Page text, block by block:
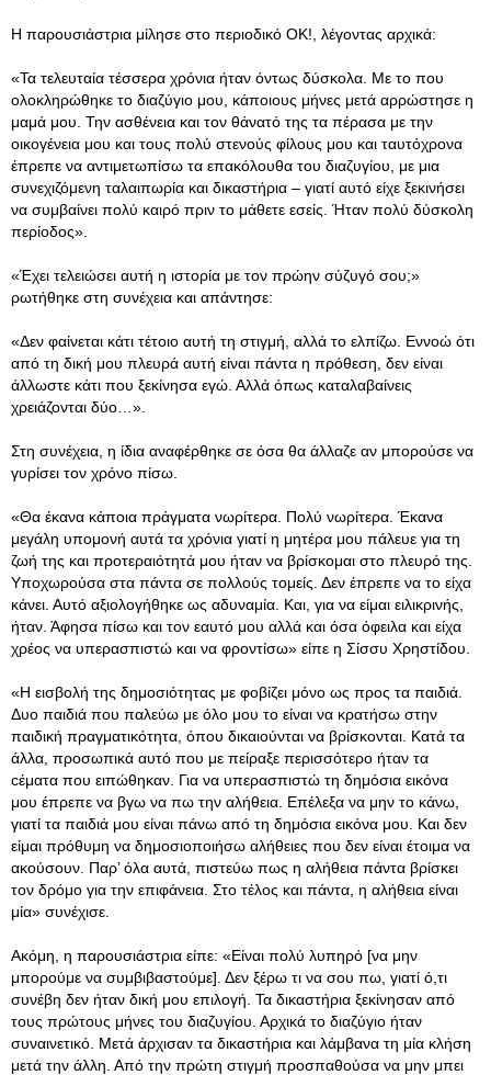
Η παρουσιάστρια μίλησε στο περιοδικό ΟΚ!, λέγοντας αρχικά:
«Τα τελευταία τέσσερα χρόνια ήταν όντως δύσκολα. Με το που
ολοκληρώθηκε το διαζύγιο μου, κάποιους μήνες μετά αρρώστησε η
μαμά μου. Την ασθένεια και τον θάνατό της τα πέρασα με την
οικογένεια μου και τους πολύ στενούς φίλους μου και ταυτόχρονα
έπρεπε να αντιμετωπίσω τα επακόλουθα του διαζυγίου, με μια
συνεχιζόμενη ταλαιπωρία και δικαστήρια – γιατί αυτό είχε ξεκινήσει
να συμβαίνει πολύ καιρό πριν το μάθετε εσείς. Ήταν πολύ δύσκολη
περίοδος».
«Έχει τελειώσει αυτή η ιστορία με τον πρώην σύζυγό σου;»
ρωτήθηκε στη συνέχεια και απάντησε:
«Δεν φαίνεται κάτι τέτοιο αυτή τη στιγμή, αλλά το ελπίζω. Εννοώ ότι
από τη δική μου πλευρά αυτή είναι πάντα η πρόθεση, δεν είναι
άλλωστε κάτι που ξεκίνησα εγώ. Αλλά όπως καταλαβαίνεις
χρειάζονται δύο…».
Στη συνέχεια, η ίδια αναφέρθηκε σε όσα θα άλλαζε αν μπορούσε να
γυρίσει τον χρόνο πίσω.
«Θα έκανα κάποια πράγματα νωρίτερα. Πολύ νωρίτερα. Έκανα
μεγάλη υπομονή αυτά τα χρόνια γιατί η μητέρα μου πάλευε για τη
ζωή της και προτεραιότητά μου ήταν να βρίσκομαι στο πλευρό της.
Υποχωρούσα στα πάντα σε πολλούς τομείς. Δεν έπρεπε να το είχα
κάνει. Αυτό αξιολογήθηκε ως αδυναμία. Και, για να είμαι ειλικρινής,
ήταν. Άφησα πίσω και τον εαυτό μου αλλά και όσα όφειλα και είχα
χρέος να υπερασπιστώ και να φροντίσω» είπε η Σίσσυ Χρηστίδου.
«Η εισβολή της δημοσιότητας με φοβίζει μόνο ως προς τα παιδιά.
Δυο παιδιά που παλεύω με όλο μου το είναι να κρατήσω στην
παιδική πραγματικότητα, όπου δικαιούνται να βρίσκονται. Κατά τα
άλλα, προσωπικά αυτό που με πείραξε περισσότερο ήταν τα
cέματα που ειπώθηκαν. Για να υπερασπιστώ τη δημόσια εικόνα
μου έπρεπε να βγω να πω την αλήθεια. Επέλεξα να μην το κάνω,
γιατί τα παιδιά μου είναι πάνω από τη δημόσια εικόνα μου. Και δεν
είμαι πρόθυμη να δημοσιοποιήσω αλήθειες που δεν είναι έτοιμα να
ακούσουν. Παρ’ όλα αυτά, πιστεύω πως η αλήθεια πάντα βρίσκει
τον δρόμο για την επιφάνεια. Στο τέλος και πάντα, η αλήθεια είναι
μία» συνέχισε.
Ακόμη, η παρουσιάστρια είπε: «Είναι πολύ λυπηρό [να μην
μπορούμε να συμβιβαστούμε]. Δεν ξέρω τι να σου πω, γιατί ό,τι
συνέβη δεν ήταν δική μου επιλογή. Τα δικαστήρια ξεκίνησαν από
τους πρώτους μήνες του διαζυγίου. Αρχικά το διαζύγιο ήταν
συναινετικό. Μετά άρχισαν τα δικαστήρια και λάμβανα τη μία κλήση
μετά την άλλη. Από την πρώτη στιγμή προσπαθούσα να μην μπει